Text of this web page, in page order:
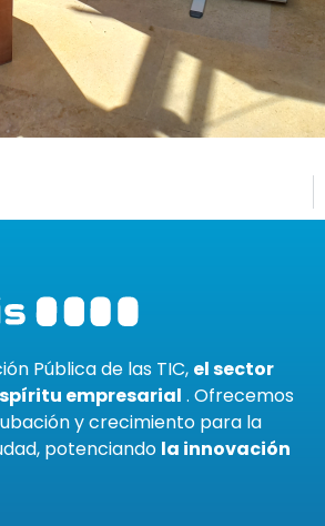
Pública de las TIC, el sector
empresarial . Ofrecemos
y crecimiento para la
potenciando la innovación